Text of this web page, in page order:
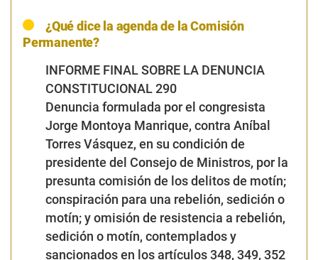
¿Qué dice la agenda de la Comisión
Permanente?
INFORME FINAL SOBRE LA DENUNCIA
CONSTITUCIONAL 290
Denuncia formulada por el congresista
Jorge Montoya Manrique, contra Aníbal
Torres Vásquez, en su condición de
presidente del Consejo de Ministros, por la
presunta comisión de los delitos de motín;
conspiración para una rebelión, sedición o
motín; y omisión de resistencia a rebelión,
sedición o motín, contemplados y
sancionados en los artículos 348, 349, 352